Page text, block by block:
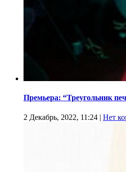
Премьера: “Треугольник
2 Декабрь, 2022, 11:24 | Нет